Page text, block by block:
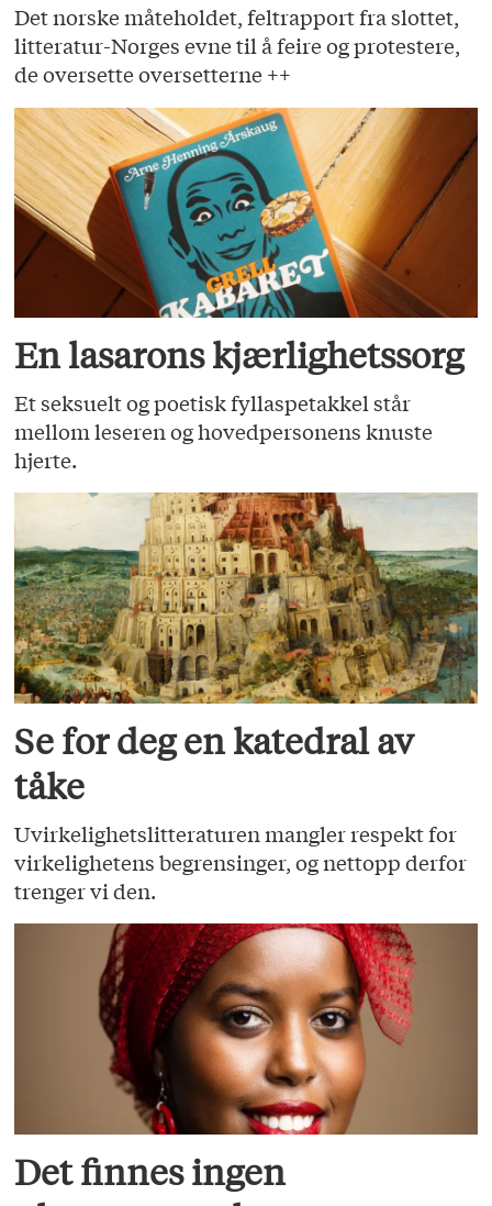
Det norske måteholdet, feltrapport fra slottet,
litteratur-Norges evne til å feire og protestere,
de oversette oversetterne ++
En lasarons kjærlighetssorg
Et seksuelt og poetisk fyllaspetakkel står
mellom leseren og hovedpersonens knuste
hjerte.
Se for deg en katedral av
tåke
Uvirkelighetslitteraturen mangler respekt for
virkelighetens begrensinger, og nettopp derfor
trenger vi den.
Det finnes ingen